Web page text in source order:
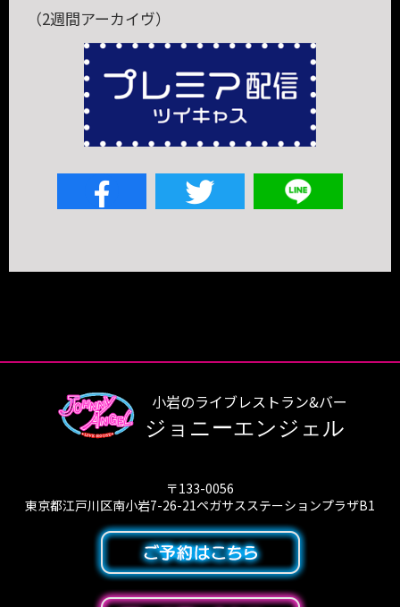
（2週間アーカイヴ）
小岩のライブレストラン&バー
ジョニーエンジェル
〒133-0056
東京都江戸川区南小岩7-26-21ペガサスステーションプラザB1